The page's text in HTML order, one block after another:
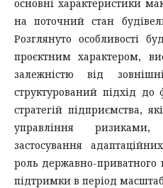
основні характеристики
на поточний стан
Розглянуто особливості
проєктним характером,
залежністю від
структурований підхід
стратегій підприємства,
управління ризиками,
застосування
роль державно-приватного
підтримки в період